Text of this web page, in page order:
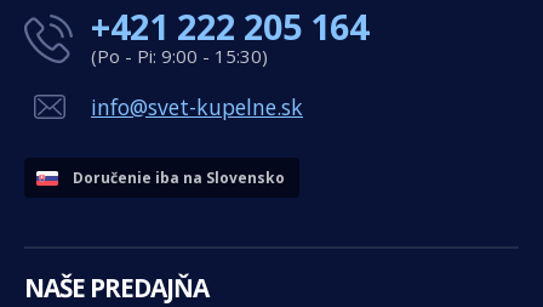
+421 222 205 164
(Po - Pi: 9:00 - 15:30)
info@svet-kupelne.sk
Doručenie iba na Slovensko
NAŠE PREDAJŇA